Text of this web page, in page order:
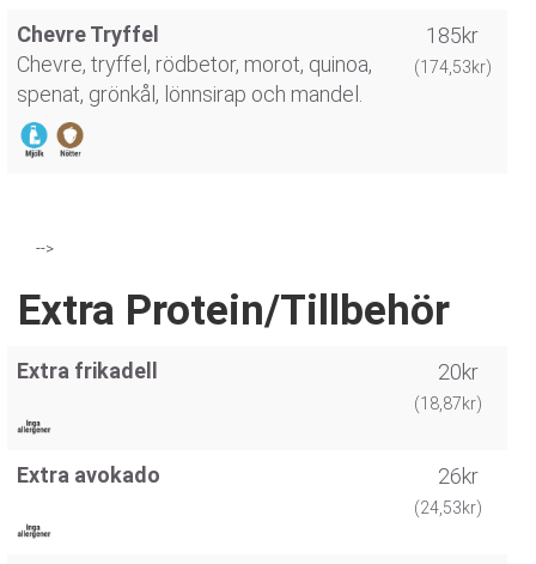
Chevre Tryffel
Chevre, tryffel, rödbetor, morot, quinoa,
spenat, grönkål, lönnsirap och mandel.
185kr
(174,53kr)
-->
Extra Protein/Tillbehör
Extra frikadell 20kr
(18,87kr)
Extra avokado 26kr
(24,53kr)